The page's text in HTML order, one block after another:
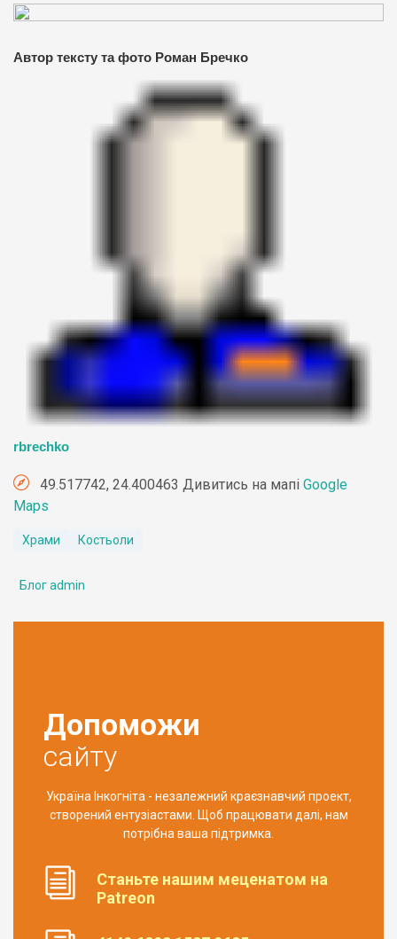
Автор тексту та фото Роман Бречко
rbrechko
49.517742, 24.400463 Дивитись на мапі Google
Maps
Храми Костьоли
Блог admin
Допоможи
сайту
Україна Інкогніта - незалежний краєзнавчий проект,
створений ентузіастами. Щоб працювати далі, нам
потрібна ваша підтримка.
Станьте нашим меценатом на
Patreon